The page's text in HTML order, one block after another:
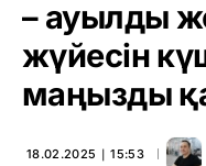
– ауылды
жүйесін
маңызды
18.02.2025 ∣ 15:53